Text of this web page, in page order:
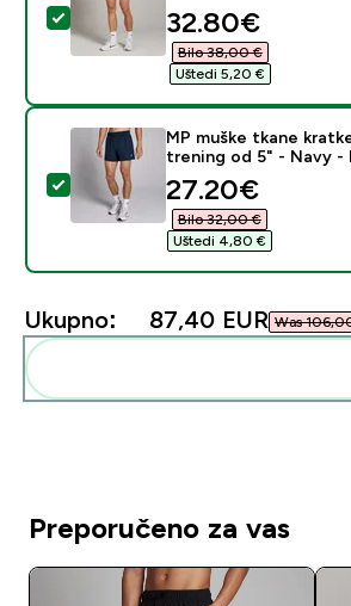
Odaberi ovaj proizvod - Muške
discounted
32.80€‎
Bilo 38,00 €‎
Uštedi 5,20 €‎
Odaberi ovaj proizvod - MP
MP muške tkane
trening od 5" - Navy -
discounted
27.20€‎
Bilo 32,00 €‎
Uštedi 4,80 €‎
Ukupno: 87,40 EUR‎ Was
Preporučeno za vas